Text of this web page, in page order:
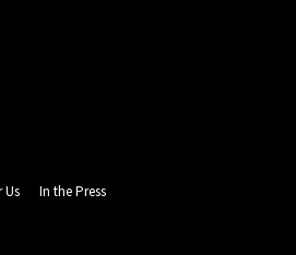
Us In the Press